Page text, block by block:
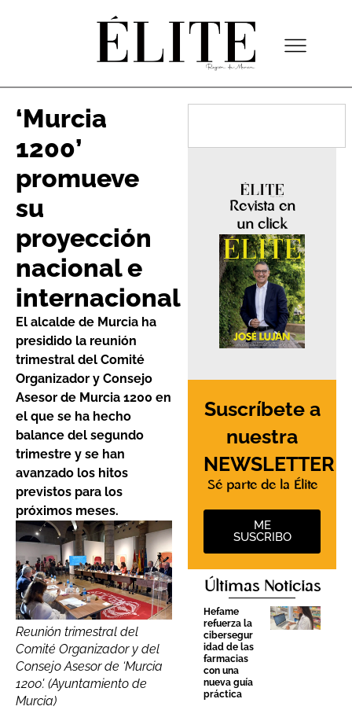
‘Murcia
1200’
promueve
su
proyección
nacional e
internacional
El alcalde de Murcia ha
presidido la reunión
trimestral del Comité
Organizador y Consejo
Asesor de Murcia 1200 en
el que se ha hecho
balance del segundo
trimestre y se han
avanzado los hitos
previstos para los
próximos meses.
Reunión trimestral del
Comité Organizador y del
Consejo Asesor de ‘Murcia
1200'. (Ayuntamiento de
Murcia)
Revista en
un click
Suscríbete a
nuestra
NEWSLETTER
Sé parte de la Élite
ME
SUSCRIBO
Últimas Noticias
Hefame
refuerza la
cibersegur
idad de las
farmacias
con una
nueva guía
práctica